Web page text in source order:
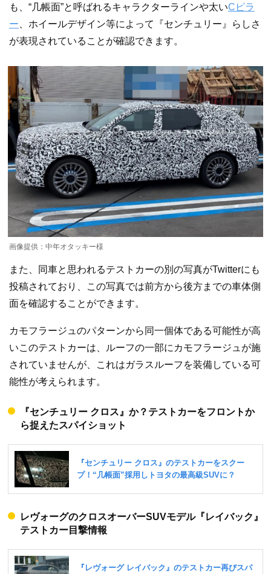
も、“几帳面”と呼ばれるキャラクターラインや太いCピラ
ー 、ホイールデザイン等によって『センチュリー』らしさ
が表現されていることが確認できます。
画像提供：中年オタッキー様
また、同車と思われるテストカーの別の写真がTwitterにも
投稿されており、この写真では前方から後方までの車体側
面を確認することができます。
カモフラージュのパターンから同一個体である可能性が高
いこのテストカーは、ルーフの一部にカモフラージュが施
されていませんが、これはガラスルーフを装備している可
能性が考えられます。
『センチュリー クロス』か？テストカーをフロントか
ら捉えたスパイショット
レヴォーグのクロスオーバーSUVモデル『レイバック』
テストカー目撃情報